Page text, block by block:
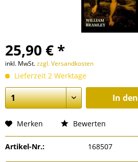
25,90 € *
inkl. MwSt.zzgl. Versandkosten
Lieferzeit 2 Werktage
In den
Merken Bewerten
Artikel-Nr.: 168507